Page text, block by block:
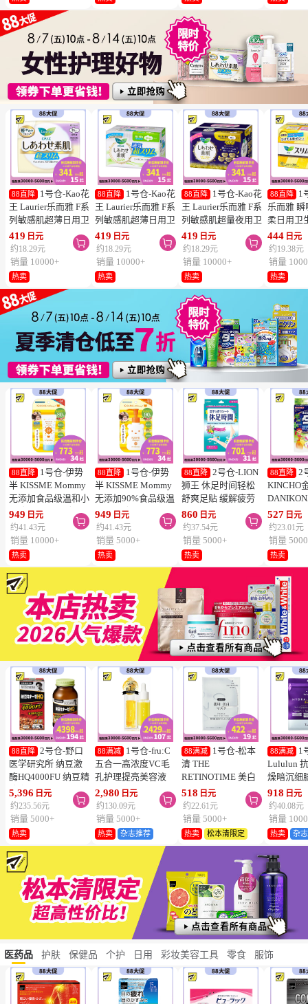
88直降
1号仓-Kao花
王 Laurier乐而雅 F系
列敏感肌超薄日用卫
生巾 有护翼 25cm17
片
419 日元
约18.29元

销量 10000+
热卖
88直降
1号仓-Kao花
王 Laurier乐而雅 F系
列敏感肌超薄日用卫
生巾 有护翼 22.5cm
20片
419 日元
约18.29元

销量 10000+
热卖
88直降
1号仓-Kao花
王 Laurier乐而雅 F系
列敏感肌超量夜用卫
生巾 有护翼 40cm 7
片
419 日元
约18.29元

销量 10000+
热卖
88直降
1
乐而雅
柔日用卫
翼
列零触感
444 日元
约19.38元
销量
热卖
88直降
1号仓-伊势
半 KISSME Mommy
无添加食品级温和小
熊防晒霜 儿童防晒
霜 SPF50+ PA++++
50g
949 日元
约41.43元

销量 10000+
热卖
88直降
1号仓-伊势
半 KISSME Mommy
无添加90%食品级温
和小熊防晒啫喱 儿
童防晒霜 SPF33／
PA+++ 100g
949 日元
约41.43元

销量 5000+
热卖
88直降 2号仓-LION
狮王 休足时间轻松
舒爽足贴 缓解疲劳
18片
860 日元
约37.54元

销量 5000+
热卖
88直降
2
KINCHO
被褥用清
2个装
527 日元
约23.01元
销量
热卖
88直降 2号仓-野口
医学研究所 纳豆激
酶HQ4000FU 纳豆精
胶囊 促进血栓溶解
降三高 120粒
5,396 日元
约235.56元

销量 5000+
热卖
88满减
1号仓-fru:C
五合一高浓度VC毛
孔护理提亮美容液
28ml 减少毛孔 懒人
护肤
2,980 日元
约130.09元

销量 5000+
热卖 杂志推荐
88满减
1号仓-松本
清 THE
RETINOTIME 美白
系列 维C诱导体 烟
酰胺 奢华面膜 1片
518 日元
约22.61元

销量 5000+
热卖 松本清限定
88满减
1
Lululun
燥暗沉细
泌体精华
7片
肤弹力透
918 日元
约40.08元
销量
热卖 杂
医药品 护肤 保健品 个护 日用 彩妆美容工具 零食 服饰